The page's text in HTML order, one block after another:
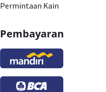
Permintaan Kain
Pembayaran